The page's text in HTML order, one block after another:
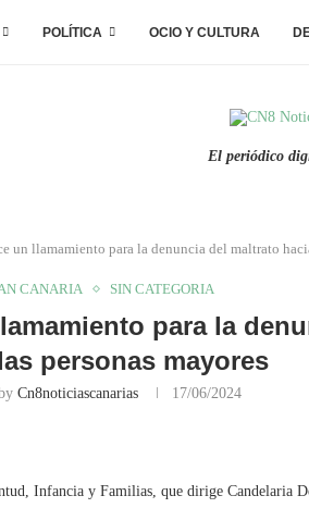
POLÍTICA OCIO Y CULTURA
El periódico
un llamamiento para la denuncia del maltrato
CANARIA SIN CATEGORIA
para la
personas mayores
Cn8noticiascanarias 17/06/2024
Infancia y Familias, que dirige Candelaria